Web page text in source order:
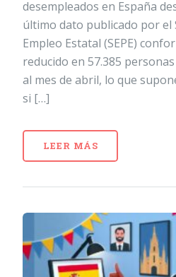
desempleados en España
último dato publicado por el
Empleo Estatal (SEPE)
reducido en 57.385
al mes de abril, lo que
si […]
LEER MÁS